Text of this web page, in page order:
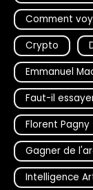
Comment
Crypto
Emmanuel
Faut-il
Florent Pagny
Gagner de
Intelligence